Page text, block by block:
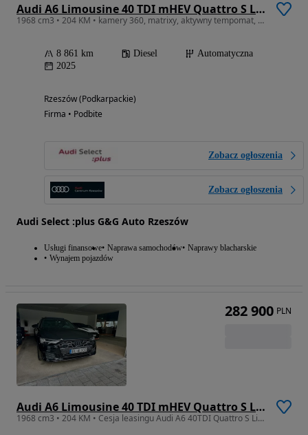
Audi A6 Limousine 40 TDI mHEV Quattro S Line S tronic
1968 cm3 • 204 KM • kamery 360, matrixy, aktywny tempomat, s line,
8 861 km Diesel
Automatyczna
2025
Rzeszów (Podkarpackie)
Firma • Podbite
Zobacz ogłoszenia
Zobacz ogłoszenia
Audi Select :plus G&G Auto Rzeszów
Usługi finansowe Naprawa samochodów Naprawy blacharskie
Wynajem pojazdów
Audi A6 Limousine 40 TDI mHEV Quattro S Line S tronic
1968 cm3 • 204 KM • Cesja leasingu Audi A6 40TDI Quattro S Line
282 900 PLN